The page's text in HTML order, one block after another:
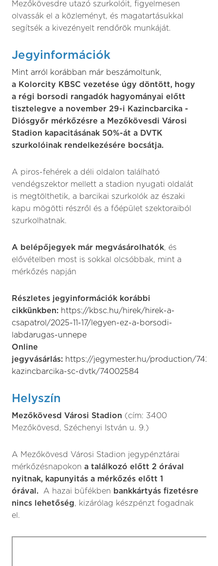
Mezőkövesdre utazó szurkolóit, figyelmesen
olvassák el a közleményt, és magatartásukkal
segítsék a kivezényelt rendőrök munkáját.
Jegyinformációk
Mint arról korábban már beszámoltunk,
a Kolorcity KBSC vezetése úgy döntött, hogy
a régi borsodi rangadók hagyományai előtt
tisztelegve a november 29-i Kazincbarcika -
Diósgyőr mérkőzésre a Mezőkövesdi Városi
Stadion kapacitásának 50%-át a DVTK
szurkolóinak rendelkezésére bocsátja.
A piros-fehérek a déli oldalon található
vendégszektor mellett a stadion nyugati oldalát
is megtölthetik, a barcikai szurkolók az északi
kapu mögötti részről és a főépület szektoraiból
szurkolhatnak.
A belépőjegyek már megvásárolhatók, és
elővételben most is sokkal olcsóbbak, mint a
mérkőzés napján
Részletes jegyinformációk korábbi
cikkünkben: https://kbsc.hu/hirek/hirek-a-
csapatrol/2025-11-17/legyen-ez-a-borsodi-
labdarugas-unnepe
Online
jegyvásárlás: https://jegymester.hu/production/
kazincbarcika-sc-dvtk/74002584
Helyszín
Mezőkövesd Városi Stadion (cím: 3400
Mezőkövesd, Széchenyi István u. 9.)
A Mezőkövesd Városi Stadion jegypénztárai
mérkőzésnapokon a találkozó előtt 2 órával
nyitnak, kapunyitás a mérkőzés előtt 1
órával.
A hazai büfékben bankkártyás fizetésre
nincs lehetőség, kizárólag készpénzt fogadnak
el.